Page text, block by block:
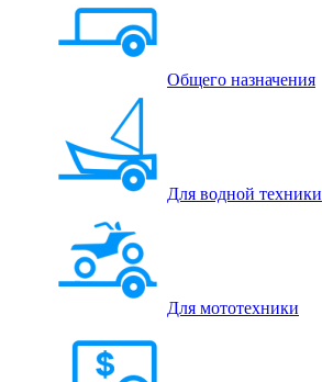
Общего назначения
Для водной техники
Для мототехники